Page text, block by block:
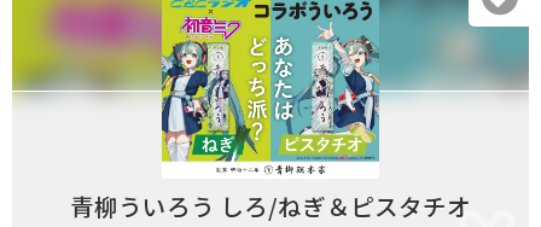
青柳ういろう しろ/ねぎ＆ピスタチオ